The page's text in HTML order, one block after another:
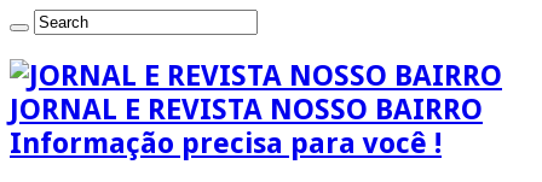
JORNAL E REVISTA NOSSO BAIRRO
Informação precisa para você !